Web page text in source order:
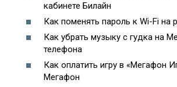
кабинете Билайн
Как поменять пароль к Wi-Fi на
Как убрать музыку с гудка на
телефона
Как оплатить игру в «Мегафон
Мегафон